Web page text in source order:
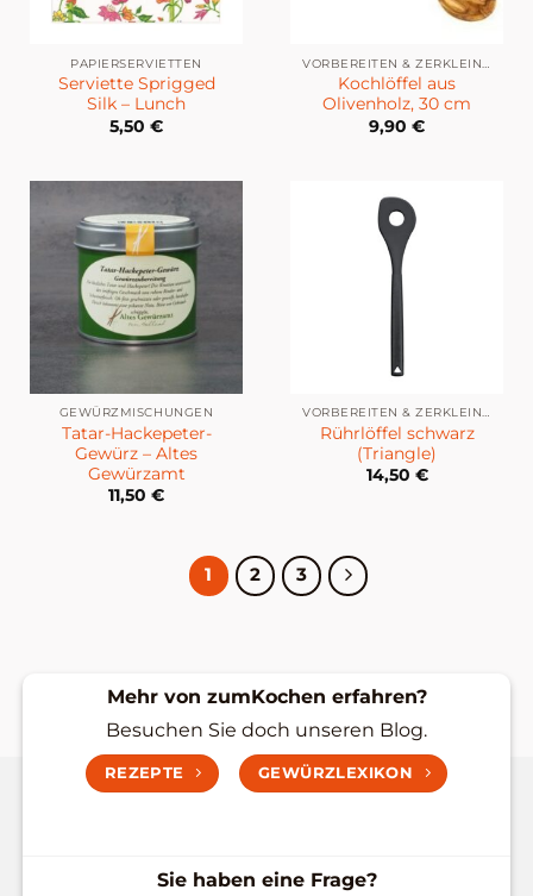
PAPIERSERVIETTEN
Serviette Sprigged
Silk – Lunch
5,50 €
Kochlöffel aus
Olivenholz, 30 cm
9,90 €
GEWÜRZMISCHUNGEN
Tatar-Hackepeter-
Gewürz – Altes
Gewürzamt
11,50 €
VORBEREITEN & ZERKLEINERN
Rührlöffel schwarz
(Triangle)
14,50 €
1 2 3
Mehr von zumKochen erfahren?
Besuchen Sie doch unseren Blog.
REZEPTE GEWÜRZLEXIKON
Sie haben eine Frage?